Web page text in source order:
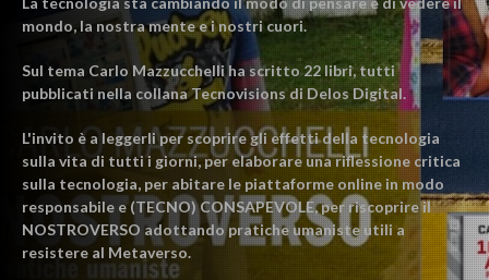
mondo, la nostra mente e i nostri cuori.
Sul tema Carlo Mazzucchelli ha scritto 22 libri, tutti
pubblicati nella collana Tecnovisions di Delos Digital.
L'invito è a leggerli per scoprire gli effetti della tecnologia
sulla vita di tutti i giorni, per elaborare una riflessione critica
sulla tecnologia, per abitare le piattaforme online in modo
responsabile e (TECNO) CONSAPEVOLE, per riscoprire il
NOSTROVERSO adottando pratiche umaniste utili a
resistere al Metaverso.